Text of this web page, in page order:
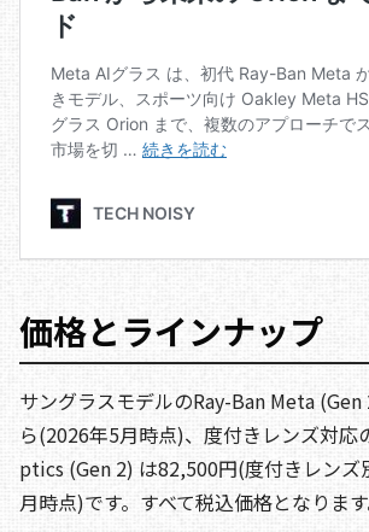
価格とラインナップ
サングラスモデルのRay-Ban Meta
ら(2026年5月時点)、度付きレンズ対応
ptics (Gen 2) は82,500円(度付きレンズ
月時点)です。すべて税込価格となります